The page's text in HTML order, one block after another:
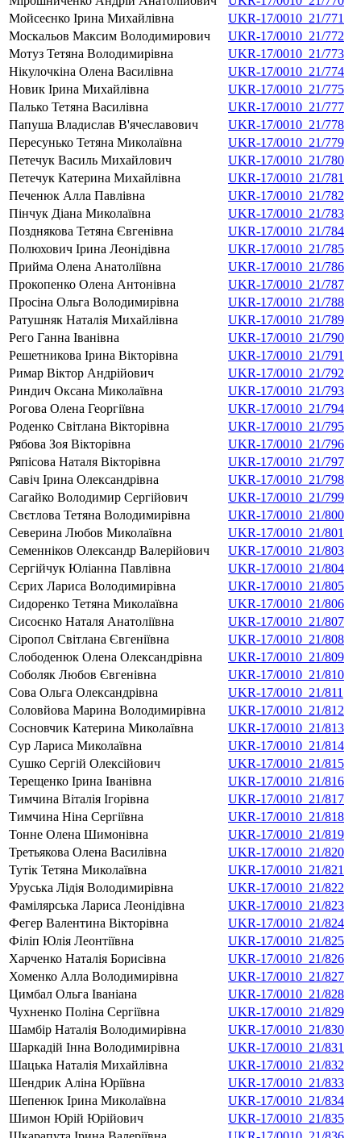
Мойсеєнко Ірина Михайлівна
UKR-17/0010_21/771
Москальов Максим Володимирович
UKR-17/0010_21/772
Мотуз Тетяна Володимирівна
UKR-17/0010_21/773
Нікулочкіна Олена Василівна
UKR-17/0010_21/774
Новик Ірина Михайлівна
UKR-17/0010_21/775
Палько Тетяна Василівна
UKR-17/0010_21/777
Папуша Владислав В'ячеславович
UKR-17/0010_21/778
Пересунько Тетяна Миколаївна
UKR-17/0010_21/779
Петечук Василь Михайлович
UKR-17/0010_21/780
Петечук Катерина Михайлівна
UKR-17/0010_21/781
Печенюк Алла Павлівна
UKR-17/0010_21/782
Пінчук Діана Миколаївна
UKR-17/0010_21/783
Позднякова Тетяна Євгенівна
UKR-17/0010_21/784
Полюхович Ірина Леонідівна
UKR-17/0010_21/785
Прийма Олена Анатоліївна
UKR-17/0010_21/786
Прокопенко Олена Антонівна
UKR-17/0010_21/787
Просіна Ольга Володимирівна
UKR-17/0010_21/788
Ратушняк Наталія Михайлівна
UKR-17/0010_21/789
Рего Ганна Іванівна
UKR-17/0010_21/790
Решетникова Ірина Вікторівна
UKR-17/0010_21/791
Римар Віктор Андрійович
UKR-17/0010_21/792
Риндич Оксана Миколаївна
UKR-17/0010_21/793
Рогова Олена Георгіївна
UKR-17/0010_21/794
Роденко Світлана Вікторівна
UKR-17/0010_21/795
Рябова Зоя Вікторівна
UKR-17/0010_21/796
Ряпісова Наталя Вікторівна
UKR-17/0010_21/797
Савіч Ірина Олександрівна
UKR-17/0010_21/798
Сагайко Володимир Сергійович
UKR-17/0010_21/799
Свєтлова Тетяна Володимирівна
UKR-17/0010_21/800
Северина Любов Миколаївна
UKR-17/0010_21/801
Семенніков Олександр Валерійович
UKR-17/0010_21/803
Сергійчук Юліанна Павлівна
UKR-17/0010_21/804
Сєрих Лариса Володимирівна
UKR-17/0010_21/805
Сидоренко Тетяна Миколаївна
UKR-17/0010_21/806
Сисоєнко Наталя Анатоліївна
UKR-17/0010_21/807
Сіропол Світлана Євгеніївна
UKR-17/0010_21/808
Слободенюк Олена Олександрівна
UKR-17/0010_21/809
Соболяк Любов Євгенівна
UKR-17/0010_21/810
Сова Ольга Олександрівна
UKR-17/0010_21/811
Соловйова Марина Володимирівна
UKR-17/0010_21/812
Сосновчик Катерина Миколаївна
UKR-17/0010_21/813
Сур Лариса Миколаївна
UKR-17/0010_21/814
Сушко Сергій Олексійович
UKR-17/0010_21/815
Терещенко Ірина Іванівна
UKR-17/0010_21/816
Тимчина Віталія Ігорівна
UKR-17/0010_21/817
Тимчина Ніна Сергіївна
UKR-17/0010_21/818
Тонне Олена Шимонівна
UKR-17/0010_21/819
Третьякова Олена Василівна
UKR-17/0010_21/820
Тутік Тетяна Миколаївна
UKR-17/0010_21/821
Уруська Лідія Володимирівна
UKR-17/0010_21/822
Фамілярська Лариса Леонідівна
UKR-17/0010_21/823
Фегер Валентина Вікторівна
UKR-17/0010_21/824
Філіп Юлія Леонтіївна
UKR-17/0010_21/825
Харченко Наталія Борисівна
UKR-17/0010_21/826
Хоменко Алла Володимирівна
UKR-17/0010_21/827
Цимбал Ольга Іваніана
UKR-17/0010_21/828
Чухненко Поліна Сергіївна
UKR-17/0010_21/829
Шамбір Наталія Володимирівна
UKR-17/0010_21/830
Шаркадій Інна Володимирівна
UKR-17/0010_21/831
Шацька Наталія Михайлівна
UKR-17/0010_21/832
Шендрик Аліна Юріївна
UKR-17/0010_21/833
Шепенюк Ірина Миколаївна
UKR-17/0010_21/834
Шимон Юрій Юрійович
UKR-17/0010_21/835